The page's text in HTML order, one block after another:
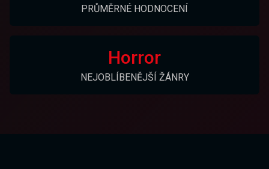
PRŮMĚRNÉ HODNOCENÍ
Horror
NEJOBLÍBENĚJŠÍ ŽÁNRY